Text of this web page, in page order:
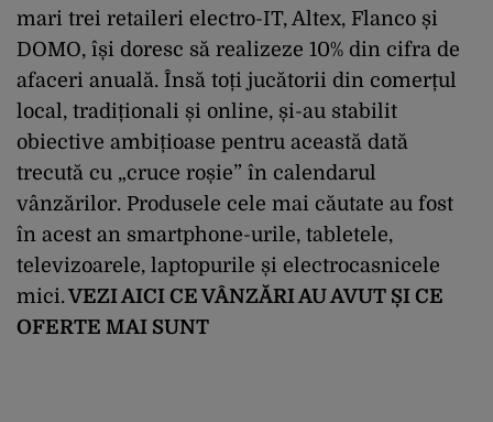
mari trei retaileri electro-IT, Altex, Flanco și
DOMO, își doresc să realizeze 10% din cifra de
afaceri anuală. Însă toți jucătorii din comerțul
local, tradiționali și online, și-au stabilit
obiective ambițioase pentru această dată
trecută cu „cruce roșie” în calendarul
vânzărilor. Produsele cele mai căutate au fost
în acest an smartphone-urile, tabletele,
televizoarele, laptopurile și electrocasnicele
mici.VEZI AICI CE VÂNZĂRI AU AVUT ȘI CE
OFERTE MAI SUNT